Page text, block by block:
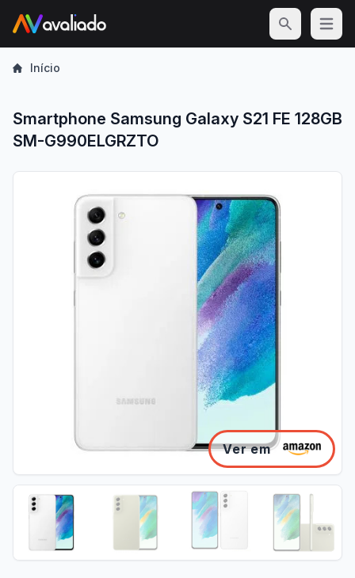
Open
Início
Smartphone Samsung Galaxy S21 FE 128GB
SM-G990ELGRZTO
Ver em